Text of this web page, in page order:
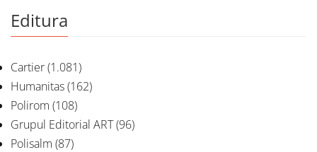
Editura
Cartier(1.081)
Humanitas(162)
Polirom (108)
Grupul Editorial ART(96)
Polisalm (87)